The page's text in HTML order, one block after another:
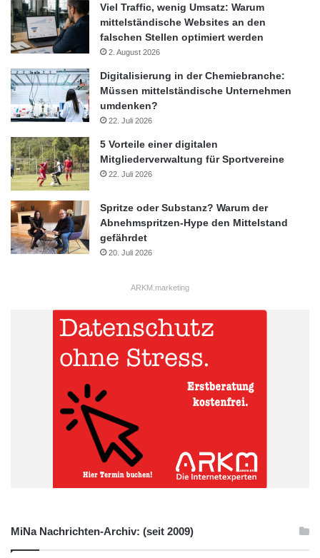
Viel Traffic, wenig Umsatz: Warum
mittelständische Websites an den
falschen Stellen optimiert werden
2. August 2026
Digitalisierung in der Chemiebranche:
Müssen mittelständische Unternehmen
umdenken?
22. Juli 2026
5 Vorteile einer digitalen
Mitgliederverwaltung für Sportvereine
22. Juli 2026
Spritze oder Substanz? Warum der
Abnehmspritzen-Hype den Mittelstand
gefährdet
20. Juli 2026
ARKM.marketing
MiNa Nachrichten-Archiv: (seit 2009)